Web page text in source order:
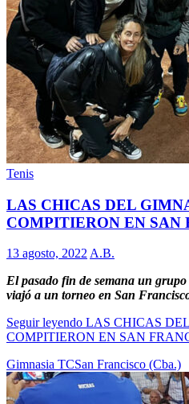
Tenis
LAS CHICAS DEL
COMPITIERON EN SAN
13 agosto, 2022 A.B.
El pasado fin de semana un
viajó a un torneo en San
Seguir leyendo LAS CHICAS
COMPITIERON EN SAN
Gimnasia TCSan Francisco (Cba.)